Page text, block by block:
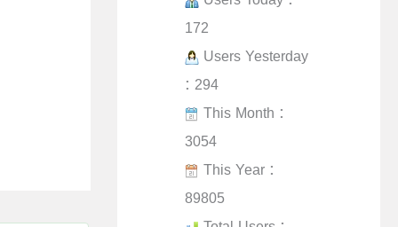
172
Users Yesterday
: 294
This Month :
3054
This Year :
89805